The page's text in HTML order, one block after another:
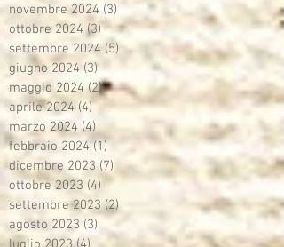
novembre 2024 (3) 3 post
ottobre 2024 (3)3 post
settembre 2024 (5) 5 post
giugno 2024 (3)3 post
maggio 2024 (2)2 post
aprile 2024 (4)4 post
marzo 2024 (4)4 post
febbraio 2024 (1)1 post
dicembre 2023 (7) 7 post
ottobre 2023 (4) 4 post
settembre 2023 (2)
agosto 2023 (3) 3 post